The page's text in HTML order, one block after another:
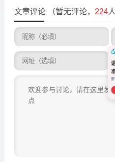
文章评论 （暂无评论， 224